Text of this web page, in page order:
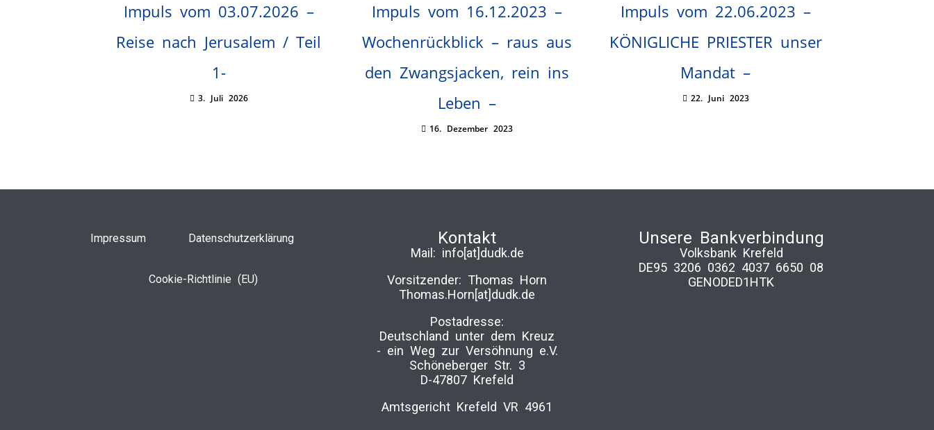
Impuls vom 03.07.2026 –
Reise nach Jerusalem / Teil
1-
3. Juli 2026
Impuls vom 16.12.2023 –
Wochenrückblick – raus aus
den Zwangsjacken, rein ins
Leben –
16. Dezember 2023
Impuls vom 22.06.2023 –
KÖNIGLICHE PRIESTER unser
Mandat –
22. Juni 2023
Impressum Datenschutzerklärung
Cookie-Richtlinie (EU)
Kontakt
Mail: info[at]dudk.de
Vorsitzender: Thomas Horn
Thomas.Horn[at]dudk.de
Postadresse:
Deutschland unter dem Kreuz
-­ ein Weg zur Versöhnung e.V.
Schöneberger Str. 3
D-47807 Krefeld
Amtsgericht Krefeld VR 4961
Unsere Bankverbindung
Volksbank Krefeld
DE95 3206 0362 4037 6650 08
GENODED1HTK